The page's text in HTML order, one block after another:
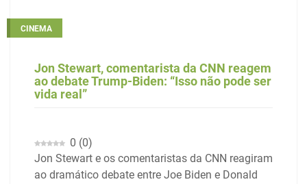
CINEMA
Jon Stewart, comentarista da CNN reagem
ao debate Trump-Biden: “Isso não pode ser
vida real”
0 (0)
Jon Stewart e os comentaristas da CNN reagiram
ao dramático debate entre Joe Biden e Donald